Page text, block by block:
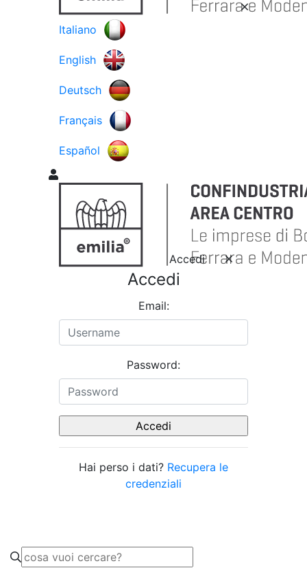
Italiano
English
Deutsch
Français
Español
Accedi
Accedi
Email:
Password:
Hai perso i dati? Recupera le
credenziali